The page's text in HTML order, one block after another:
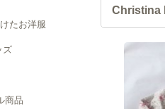
たお洋服
ズ
商品
Christina